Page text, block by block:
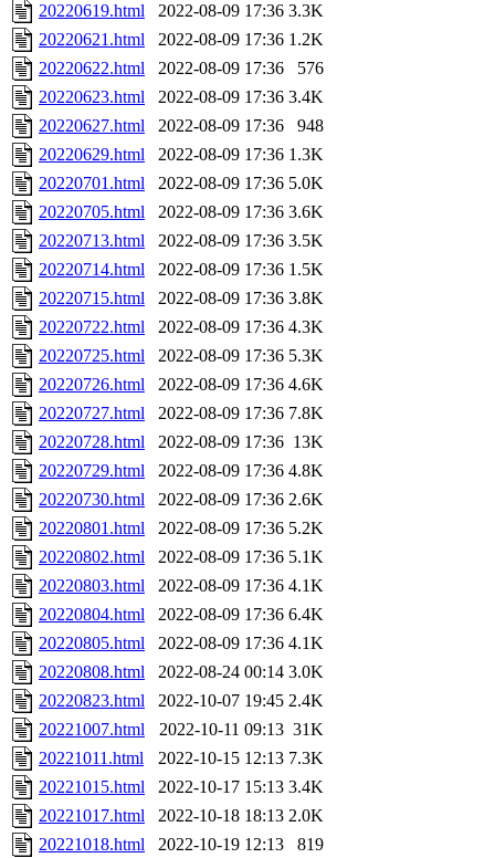
20220619.html 2022-08-09 17:36 3.3K
20220621.html
2022-08-09 17:36 1.2K
20220622.html
2022-08-09 17:36
576
20220623.html
2022-08-09 17:36 3.4K
20220627.html
2022-08-09 17:36
948
20220629.html
2022-08-09 17:36 1.3K
20220701.html
2022-08-09 17:36 5.0K
20220705.html
2022-08-09 17:36 3.6K
20220713.html
2022-08-09 17:36 3.5K
20220714.html
2022-08-09 17:36 1.5K
20220715.html
2022-08-09 17:36 3.8K
20220722.html
2022-08-09 17:36 4.3K
20220725.html
2022-08-09 17:36 5.3K
20220726.html
2022-08-09 17:36 4.6K
20220727.html
2022-08-09 17:36 7.8K
20220728.html
2022-08-09 17:36 13K
20220729.html
2022-08-09 17:36 4.8K
20220730.html
2022-08-09 17:36 2.6K
20220801.html
2022-08-09 17:36 5.2K
20220802.html
2022-08-09 17:36 5.1K
20220803.html
2022-08-09 17:36 4.1K
20220804.html
2022-08-09 17:36 6.4K
20220805.html
2022-08-09 17:36 4.1K
20220808.html
2022-08-24 00:14 3.0K
20220823.html
2022-10-07 19:45 2.4K
20221007.html
2022-10-11 09:13 31K
20221011.html
2022-10-15 12:13 7.3K
20221015.html
2022-10-17 15:13 3.4K
20221017.html
2022-10-18 18:13 2.0K
20221018.html
2022-10-19 12:13
819